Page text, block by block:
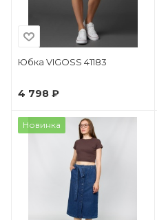
Юбка VIGOSS 41183
4 798 ₽
Новинка